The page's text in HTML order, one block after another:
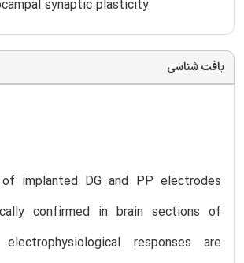
synaptic plasticity
بافت شناسی
implanted DG and PP electrodes
confirmed in brain sections of
responses are